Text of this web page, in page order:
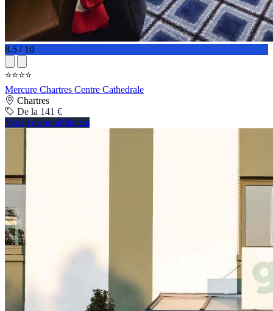
8.5 / 10
⭐⭐⭐⭐
Mercure Chartres Centre Cathedrale
Chartres
De la 141 €
Vedeți disponibilitatea